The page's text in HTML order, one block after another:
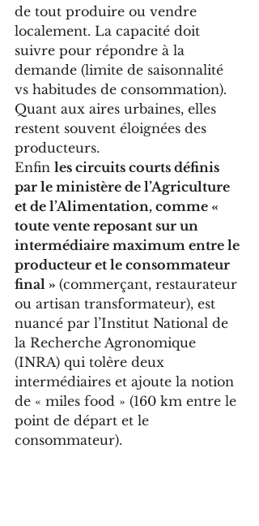
de tout produire ou vendre
localement. La capacité doit
suivre pour répondre à la
demande (limite de saisonnalité
vs habitudes de consommation).
Quant aux aires urbaines, elles
restent souvent éloignées des
producteurs.
Enfin les circuits courts définis
par le ministère de l’Agriculture
et de l’Alimentation, comme «
toute vente reposant sur un
intermédiaire maximum entre le
producteur et le consommateur
final » (commerçant, restaurateur
ou artisan transformateur), est
nuancé par l’Institut National de
la Recherche Agronomique
(INRA) qui tolère deux
intermédiaires et ajoute la notion
de « miles food » (160 km entre le
point de départ et le
consommateur).